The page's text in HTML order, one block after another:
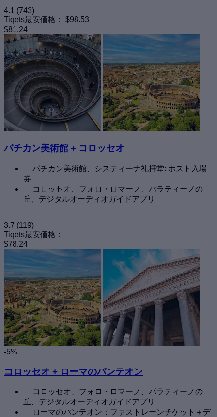
4.1 (743)
Tiqets最安価格：
$98.53
$81.24
バチカン美術館 + コロッセオ
バチカン美術館、システィーナ礼拝堂: ホスト入場
券
コロッセオ、フォロ・ロマーノ、パラティーノの
丘、デジタルオーディオガイドアプリ
3.7 (119)
Tiqets最安価格：
$78.24
-5%
コロッセオ + ローマのパンテオン
コロッセオ、フォロ・ロマーノ、パラティーノの
丘、デジタルオーディオガイドアプリ
ローマのパンテオン：ファストレーンチケット＋デ